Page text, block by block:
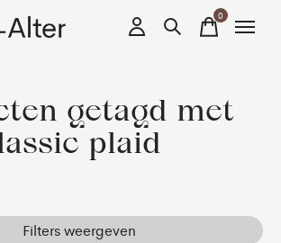
0items
getagd met
plaid
Filters weergeven